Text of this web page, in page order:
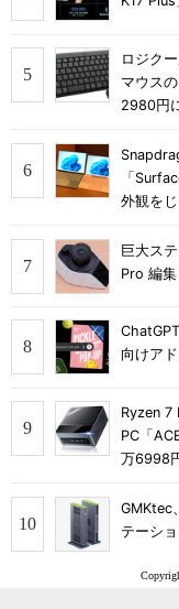
ロジク
マウス
2980円
「
外観を
巨大ス
Pro 編
向けア
Ryzen 7
PC「
万6998
GMKtec
テーシ